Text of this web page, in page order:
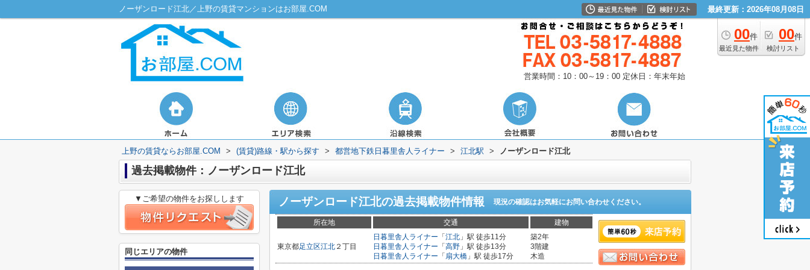
ノーザンロード江北／上野の賃貸マンションはお部屋.COM 最終更新：2026年08月08日
00件
最近見た物件
00件
検討リスト
営業時間：10：00～19：00 定休日：年末年始
上野の賃貸ならお部屋.COM > (賃貸)路線・駅から探す > 都営地下鉄日暮里舎人ライナー > 江北駅 > ノーザンロード江北
過去掲載物件：ノーザンロード江北
ノーザンロード江北の過去掲載物件情報 現況の確認はお気軽にお問い合わせください。
所在地 交通 建物
東京都足立区江北 ２丁目
日暮里舎人ライナー 「 江北 」駅 徒歩11分
日暮里舎人ライナー 「 高野 」駅 徒歩13分
日暮里舎人ライナー 「 扇大橋 」駅 徒歩17分
築2年
3階建
木造
▼ご希望の物件をお探しします
同じエリアの物件